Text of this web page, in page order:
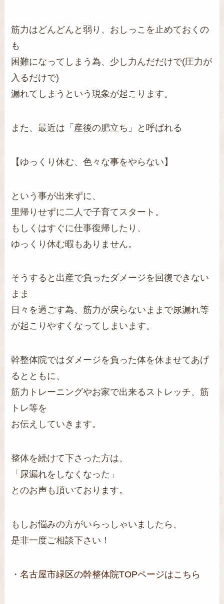
筋力はどんどんと弱り、おしっこを止めておくの
も
困難になってしまう為、少し力んだだけで(圧力が
入るだけで)
漏れてしまうという現象が起こります。
また、最近は「産後の肥立ち」と呼ばれる
【ゆっくり休む、色々な事をやらない】
という事が出来ずに、
里帰りせずに二人で子育てスタート。
もしくはすぐに仕事復帰したり、
ゆっくり休む暇もありません。
そうすると出産で負ったダメージを回復できない
まま
日々を過ごす為、筋力が戻らないままで尿漏れ等
が起こりやすくなってしまいます。
幹整体院ではダメージを負った体を休ませてあげ
るとともに、
筋力トレーニングやお家で出来るストレッチ、筋
トレ等を
お伝えしていきます。
整体を続けて下さった方は、
「尿漏れをしなくなった」
とのお声も頂いております。
もしお悩みの方がいらっしゃいましたら、
是非一度ご相談下さい！
・名古屋市緑区の幹整体院TOPページはこちら